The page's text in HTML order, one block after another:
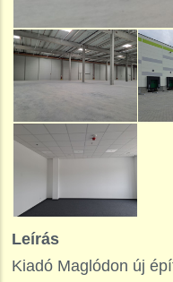
Leírás
Kiadó Maglódon új